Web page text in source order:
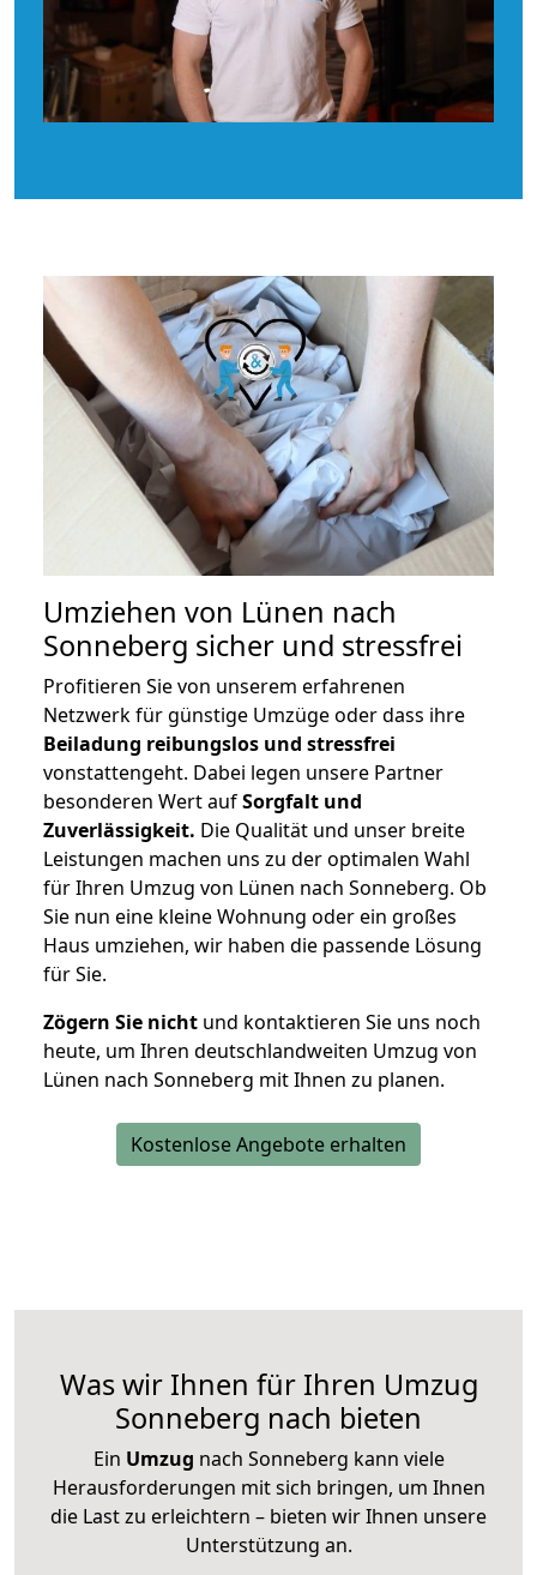
Umziehen von Lünen nach
Sonneberg sicher und stressfrei
Profitieren Sie von unserem erfahrenen
Netzwerk für günstige Umzüge oder dass ihre
Beiladung reibungslos und stressfrei
vonstattengeht. Dabei legen unsere Partner
besonderen Wert aufSorgfalt und
Zuverlässigkeit. Die Qualität und unser breite
Leistungen machen uns zu der optimalen Wahl
für Ihren Umzug von Lünen nach Sonneberg. Ob
Sie nun eine kleine Wohnung oder ein großes
Haus umziehen, wir haben die passende Lösung
für Sie.
Zögern Sie nicht und kontaktieren Sie uns noch
heute, um Ihren deutschlandweiten Umzug von
Lünen nach Sonneberg mit Ihnen zu planen.
Kostenlose Angebote erhalten
Was wir Ihnen für Ihren Umzug
Sonneberg nach bieten
Ein Umzug nach Sonneberg kann viele
Herausforderungen mit sich bringen, um Ihnen
die Last zu erleichtern – bieten wir Ihnen unsere
Unterstützung an.